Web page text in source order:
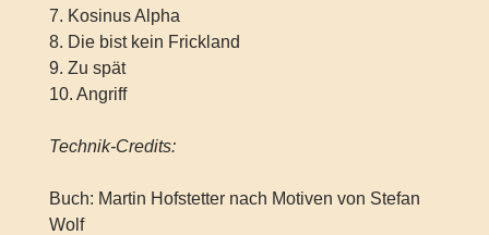
7. Kosinus Alpha
8. Die bist kein Frickland
9. Zu spät
10. Angriff
Technik-Credits:
Buch: Martin Hofstetter nach Motiven von Stefan
Wolf